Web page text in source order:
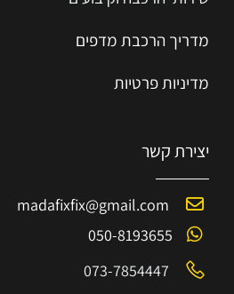
מדריך הרכבת מדפים
מדיניות פרטיות
יצירת קשר
madafixfix@gmail.com
050-8193655
073-7854447